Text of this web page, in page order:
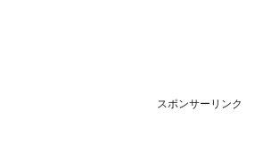
スポンサーリンク